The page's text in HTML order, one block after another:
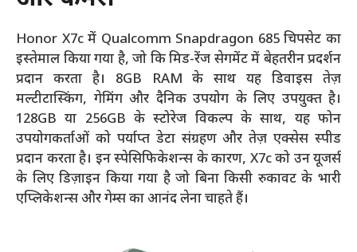
Honor X7c में Qualcomm Snapdragon 685 चिपसेट का
इस्तेमाल किया गया है, जो कि मिड-रेंज सेगमेंट में बेहतरीन प्रदर्शन
प्रदान करता है। 8GB RAM के साथ यह डिवाइस तेज़
मल्टीटास्किंग, गेमिंग और दैनिक उपयोग के लिए उपयुक्त है।
128GB या 256GB के स्टोरेज विकल्प के साथ, यह फोन
उपयोगकर्ताओं को पर्याप्त डेटा संग्रहण और तेज़ एक्सेस स्पीड
प्रदान करता है। इन स्पेसिफिकेशन्स के कारण, X7c को उन यूजर्स
के लिए डिज़ाइन किया गया है जो बिना किसी रुकावट के भारी
एप्लिकेशन्स और गेम्स का आनंद लेना चाहते हैं।